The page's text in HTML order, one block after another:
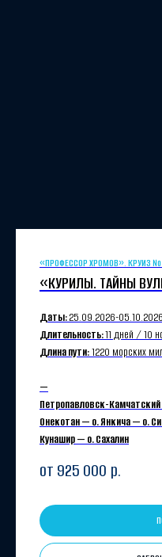
«ПРОФЕССОР ХРОМОВ». КРУИЗ №
«КУРИЛЫ. ТАЙНЫ
Даты:25.09.2026-05.10.2026
Длительность:11 дней / 10
Длина пути:1220 морских
—
Петропавловск-
Онекотан — о. Янкича — о.
Кунашир — о. Сахалин
от 925 000 р.